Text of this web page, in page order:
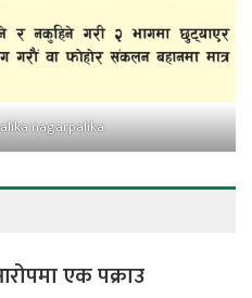
nagarpalika
एक पक्राउ